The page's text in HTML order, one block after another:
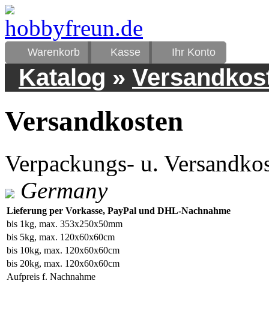
Warenkorb Kasse Ihr Konto
Katalog »
Versandkosten
Verpackungs- u.
Germany
Lieferung per Vorkasse, PayPal und DHL-Nachnahme
bis 1kg, max. 353x250x50mm
bis 5kg, max. 120x60x60cm
bis 10kg, max. 120x60x60cm
bis 20kg, max. 120x60x60cm
Aufpreis f. Nachnahme